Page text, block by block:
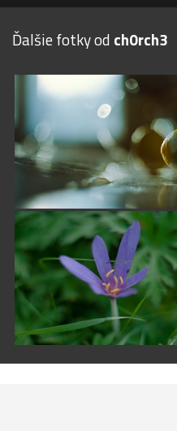
Ďalšie fotky od ch0rch3